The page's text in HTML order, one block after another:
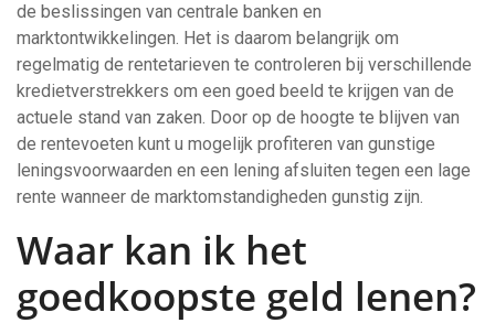
de beslissingen van centrale banken en
marktontwikkelingen. Het is daarom belangrijk om
regelmatig de rentetarieven te controleren bij verschillende
kredietverstrekkers om een goed beeld te krijgen van de
actuele stand van zaken. Door op de hoogte te blijven van
de rentevoeten kunt u mogelijk profiteren van gunstige
leningsvoorwaarden en een lening afsluiten tegen een lage
rente wanneer de marktomstandigheden gunstig zijn.
Waar kan ik het
goedkoopste geld lenen?